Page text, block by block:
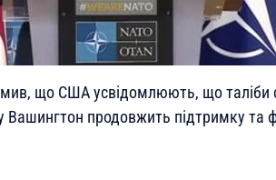
що США усвідомлюють, що таліби
Вашингтон продовжить підтримку та